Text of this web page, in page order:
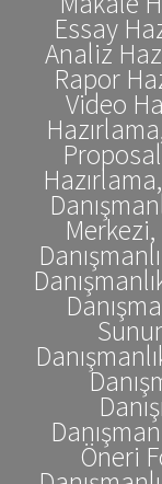
Essay
Analiz
Rapor
Video
Merkezi,
Öneri